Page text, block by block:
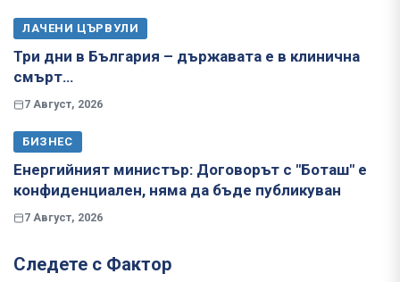
ЛАЧЕНИ ЦЪРВУЛИ
Три дни в България – държавата е в клинична
смърт…
7 Август, 2026
БИЗНЕС
Енергийният министър: Договорът с "Боташ" е
конфиденциален, няма да бъде публикуван
7 Август, 2026
Следете с Фактор